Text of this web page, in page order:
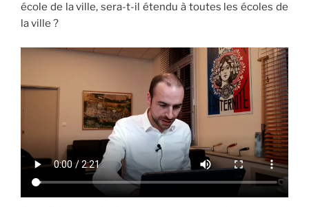
école de la ville, sera-t-il étendu à toutes les écoles de
la ville ?